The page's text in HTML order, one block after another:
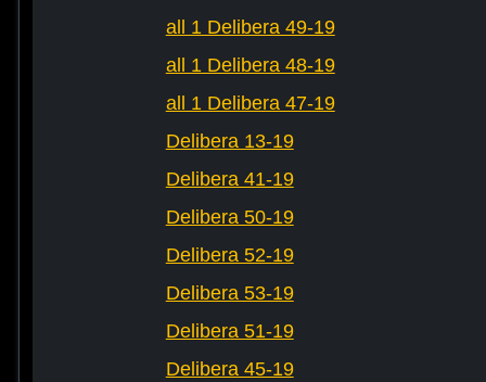
all 1 Delibera 49-19
all 1 Delibera 48-19
all 1 Delibera 47-19
Delibera 13-19
Delibera 41-19
Delibera 50-19
Delibera 52-19
Delibera 53-19
Delibera 51-19
Delibera 45-19